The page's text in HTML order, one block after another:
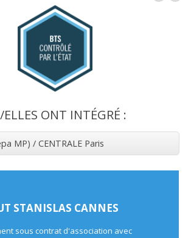
ELLES ONT INTÉGRÉ :
MP) / CENTRALE Paris
STANISLAS CANNES
sous contrat d'association avec